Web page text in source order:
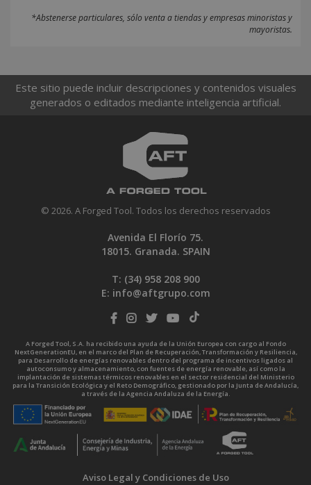
*Abstenerse particulares, sólo venta a tiendas y empresas minoristas y
mayoristas.
Este sitio puede incluir descripciones y contenidos visuales
generados o editados mediante inteligencia artificial.
© 2026. A Forged Tool. Todos los derechos reservados
Avenida El Florío 75.
18015. Granada. SPAIN
T: (34) 958 208 900
E: info@aftgrupo.com
A Forged Tool, S.A. ha recibido una ayuda de la Unión Europea con cargo al Fondo
NextGenerationEU, en el marco del Plan de Recuperación, Transformación y Resiliencia,
para Desarrollo de energías renovables dentro del programa de incentivos ligados al
autoconsumo y almacenamiento, con fuentes de energía renovable, así como la
implantación de sistemas térmicos renovables en el sector residencial del Ministerio
para la Transición Ecológica y el Reto Demográfico, gestionado por la Junta de Andalucía,
a través de la Agencia Andaluza de la Energía.
Aviso Legal y Condiciones de Uso